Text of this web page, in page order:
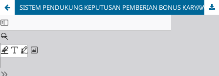
SISTEM PENDUKUNG KEPUTUSAN PEMBERIAN BONUS KARYAWAN MENGGUNAKAN METODE AHP PADA RUMAH SAKIT BUAH HATI CIPUTAT